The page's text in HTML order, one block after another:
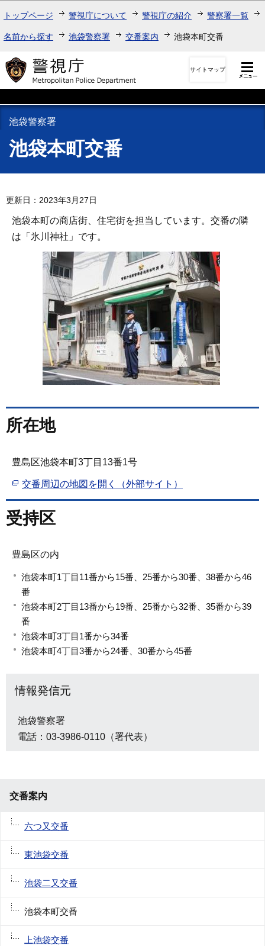
トップページ 警視庁について 警視庁の紹介 警察署一覧
名前から探す 池袋警察署 交番案内 池袋本町交番
サイトマップ
池袋警察署
池袋本町交番
更新日：2023年3月27日
池袋本町の商店街、住宅街を担当しています。交番の隣
は「氷川神社」です。
所在地
豊島区池袋本町3丁目13番1号
交番周辺の地図を開く（外部サイト）
受持区
豊島区の内
池袋本町1丁目11番から15番、25番から30番、38番から46
番
池袋本町2丁目13番から19番、25番から32番、35番から39
番
池袋本町3丁目1番から34番
池袋本町4丁目3番から24番、30番から45番
情報発信元
池袋警察署
電話：03-3986-0110（署代表）
交番案内
六つ又交番
東池袋交番
池袋二又交番
池袋本町交番
上池袋交番